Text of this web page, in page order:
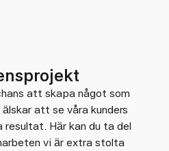
att skapa något som
att se våra kunders
resultat. Här kan du ta del
vi är extra stolta